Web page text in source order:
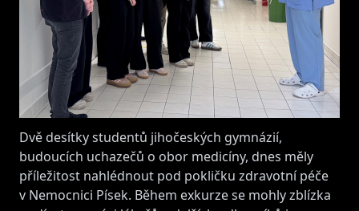
Dvě desítky studentů jihočeských gymnázií,
budoucích uchazečů o obor medicíny, dnes měly
příležitost nahlédnout pod pokličku zdravotní péče
v Nemocnici Písek. Během exkurze se mohly zblízka